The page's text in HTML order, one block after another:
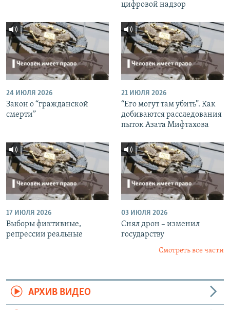
цифровой надзор
24 ИЮЛЯ 2026
Закон о “гражданской
смерти”
21 ИЮЛЯ 2026
“Его могут там убить”. Как
добиваются расследования
пыток Азата Мифтахова
17 ИЮЛЯ 2026
Выборы фиктивные,
репрессии реальные
03 ИЮЛЯ 2026
Снял дрон – изменил
государству
Смотреть все части
АРХИВ ВИДЕО